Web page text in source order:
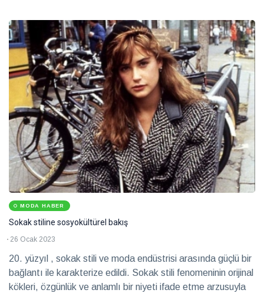
MODA HABER
Sokak stiline sosyokültürel bakış
26 Ocak 2023
20. yüzyıl , sokak stili ve moda endüstrisi arasında güçlü bir
bağlantı ile karakterize edildi. Sokak stili fenomeninin orijinal
kökleri, özgünlük ve anlamlı bir niyeti ifade etme arzusuyla